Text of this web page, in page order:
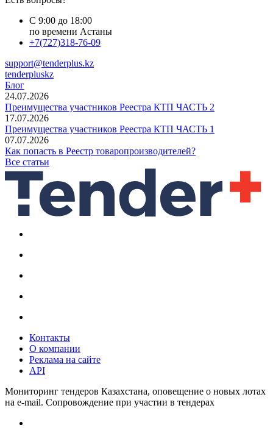
С 9:00 до 18:00
по времени Астаны
+7(727)318-76-09
support@tenderplus.kz
tenderpluskz
Блог
24.07.2026
Преимущества участников Реестра КТП ЧАСТЬ 2
17.07.2026
Преимущества участников Реестра КТП ЧАСТЬ 1
07.07.2026
Как попасть в Реестр товаропроизводителей?
Все статьи
Контакты
О компании
Реклама на сайте
API
Мониторинг тендеров Казахстана, оповещение о новых лотах
на e-mail. Сопровождение при участии в тендерах